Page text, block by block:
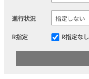
進行状況
R指定 R指定なし